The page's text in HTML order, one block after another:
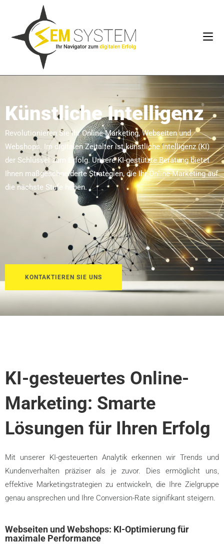
Künstliche Intelligenz
Revolutionieren Sie Ihr Online-Marketing, Webseiten und
Webshops. Im digitalen Zeitalter ist künstliche Intelligenz (KI)
der Schlüssel zum Erfolg. Unsere KI-gestützte Beratung bietet
Ihnen maßgeschneiderte Strategien, die Ihr Online-Marketing auf
die nächste Stufe heben.
KONTAKTIEREN SIE UNS
KI-gesteuertes Online-
Marketing: Smarte
Lösungen für Ihren Erfolg
Mit unserer KI-gesteuerten Analytik erkennen wir Trends und
Kundenverhalten präziser als je zuvor. Dies ermöglicht uns,
effektive Marketingstrategien zu entwickeln, die Ihre Zielgruppe
genau ansprechen und Ihre Conversion-Rate signifikant steigern.
Webseiten und Webshops: KI-Optimierung für
maximale Performance